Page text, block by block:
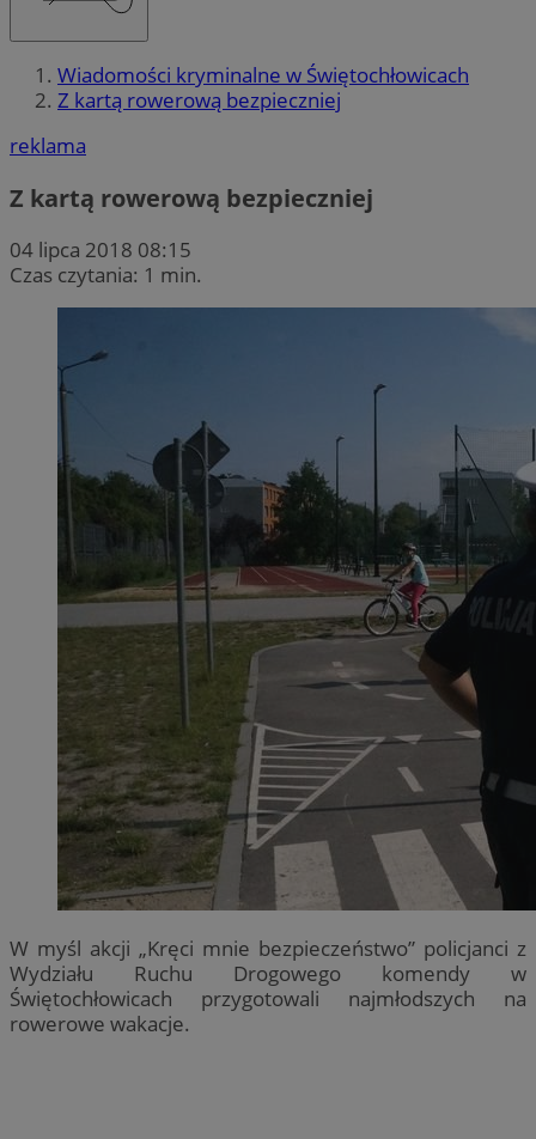
Wiadomości kryminalne w Świętochłowicach
Z kartą rowerową bezpieczniej
reklama
Z kartą rowerową bezpieczniej
04 lipca 2018 08:15
Czas czytania: 1 min.
W myśl akcji „Kręci mnie bezpieczeństwo” policjanci z
Wydziału Ruchu Drogowego komendy w
Świętochłowicach przygotowali najmłodszych na
rowerowe wakacje.